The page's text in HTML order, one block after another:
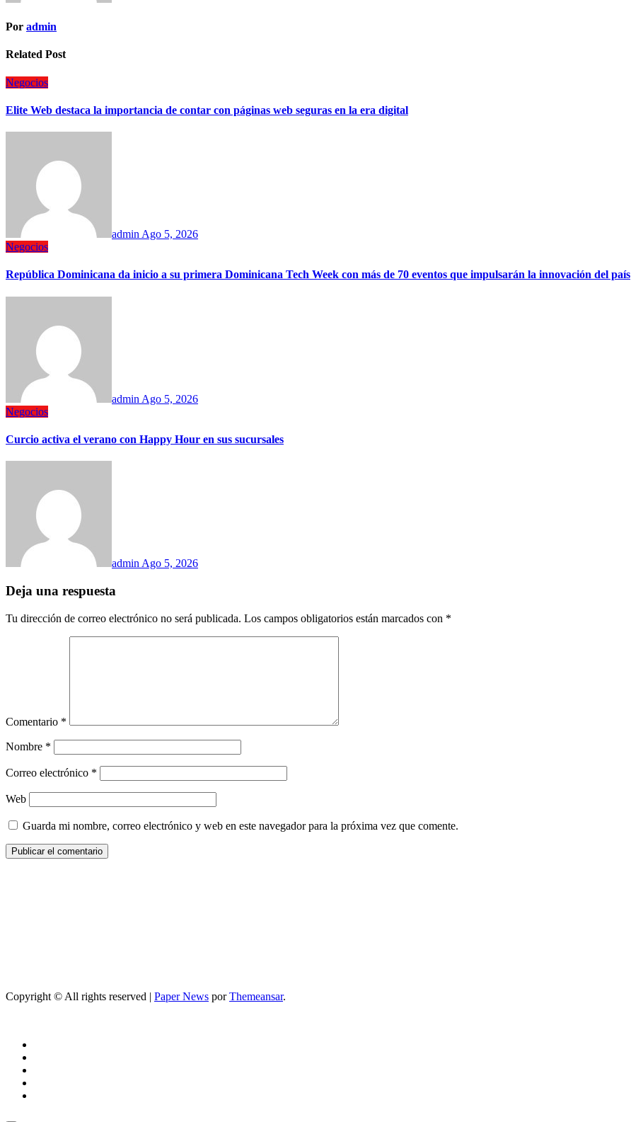
Por admin
Related Post
Negocios
Elite Web destaca la importancia de contar con páginas web seguras en la era digital
admin Ago 5, 2026
Negocios
República Dominicana da inicio a su primera Dominicana Tech Week con más de 70 eventos que impulsarán la innovación del país
admin Ago 5, 2026
Negocios
Curcio activa el verano con Happy Hour en sus sucursales
admin Ago 5, 2026
Deja una respuesta
Tu dirección de correo electrónico no será publicada. Los campos obligatorios están marcados con *
Comentario *
Nombre *
Correo electrónico *
Web
Guarda mi nombre, correo electrónico y web en este navegador para la próxima vez que comente.
Copyright © All rights reserved | Paper News porThemeansar.